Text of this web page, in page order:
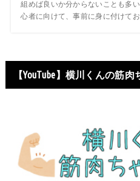
組めば良いか分からないことも多
心者に向けて、事前に身に付けてお
【YouTube】横川くんの筋